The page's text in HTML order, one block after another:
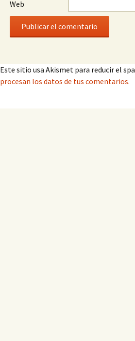
Web
Este sitio usa Akismet para reducir el
procesan los datos de tus comentarios.